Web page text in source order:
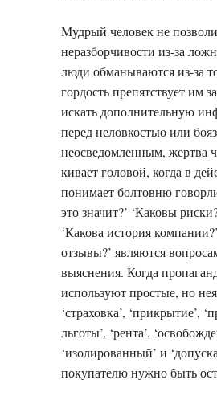
Мудрый человек не
неразборчивости из-за
люди обманываются из-за
гордость препятствует им
искать дополнительную
перед неловкостью или
неосведомленным, жертва
кивает головой, когда в
понимает болтовню
это значит?’ ‘Каковы
‘Какова история
отзывы?’ являются
выяснения. Когда
используют простые, но
‘страховка’, ‘прикрытие’,
льготы’, ‘рента’,
‘изолированный’ и
покупателю нужно быть